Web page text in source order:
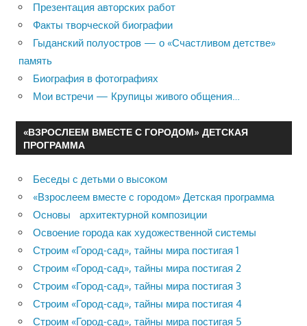
Презентация авторских работ
Факты творческой биографии
Гыданский полуостров — о «Счастливом детстве»
память
Биография в фотографиях
Мои встречи — Крупицы живого общения…
«ВЗРОСЛЕЕМ ВМЕСТЕ С ГОРОДОМ» ДЕТСКАЯ
ПРОГРАММА
Беседы с детьми о высоком
«Взрослеем вместе с городом» Детская программа
Основы архитектурной композиции
Освоение города как художественной системы
Строим «Город-сад», тайны мира постигая 1
Строим «Город-сад», тайны мира постигая 2
Строим «Город-сад», тайны мира постигая 3
Строим «Город-сад», тайны мира постигая 4
Строим «Город-сад», тайны мира постигая 5